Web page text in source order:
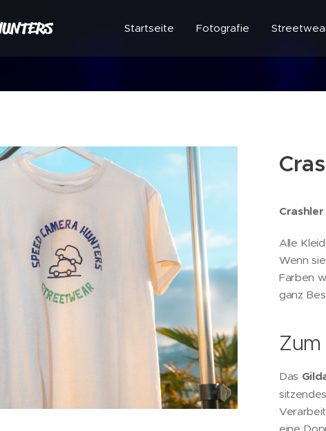
Startseite Fotografie
Crashler
Alle
Wenn
Farben
ganz
Das